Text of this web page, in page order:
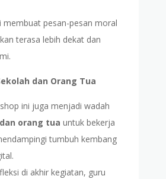
membuat pesan-pesan moral
terasa lebih dekat dan
dan Orang Tua
ini juga menjadi wadah
orang tua untuk bekerja
tumbuh kembang
di akhir kegiatan, guru